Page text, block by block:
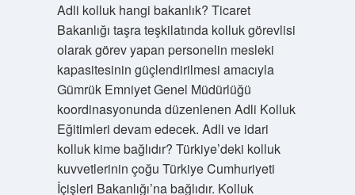
Adli kolluk hangi bakanlık? Ticaret
Bakanlığı taşra teşkilatında kolluk görevlisi
olarak görev yapan personelin mesleki
kapasitesinin güçlendirilmesi amacıyla
Gümrük Emniyet Genel Müdürlüğü
koordinasyonunda düzenlenen Adli Kolluk
Eğitimleri devam edecek. Adli ve idari
kolluk kime bağlıdır? Türkiye’deki kolluk
kuvvetlerinin çoğu Türkiye Cumhuriyeti
İçişleri Bakanlığı’na bağlıdır. Kolluk